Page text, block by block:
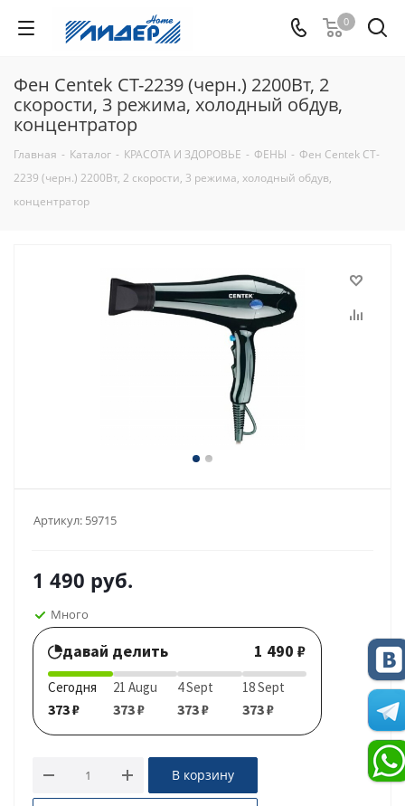
0
Фен Centek CT-2239 (черн.) 2200Вт, 2
скорости, 3 режима, холодный обдув,
концентратор
Главная - Каталог - КРАСОТА И ЗДОРОВЬЕ - ФЕНЫ - Фен Centek CT-
2239 (черн.) 2200Вт, 2 скорости, 3 режима, холодный обдув,
концентратор
Артикул: 59715
1 490 руб.
Много
давай делить 1 490 ₽
Сегодня
373 ₽
21 Augu
373 ₽
4 Sept
373 ₽
18 Sept
373 ₽
В корзину